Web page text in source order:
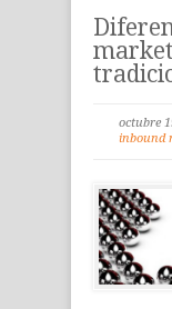
octubre
inbound